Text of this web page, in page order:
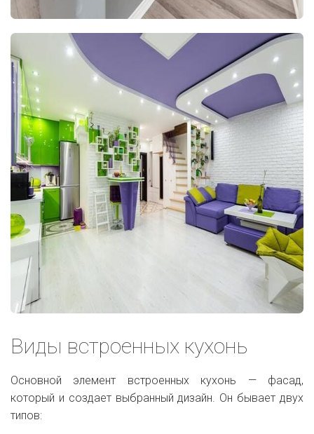
Виды встроенных кухонь
Основной элемент встроенных кухонь — фасад,
который и создает выбранный дизайн. Он бывает двух
типов: